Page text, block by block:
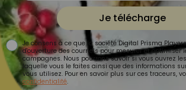
Je télécharge
Je consens à ce que la société Digital Prisma
d'ouverture des courriels pour mesurer et optimiser
campagnes. Nous pourrons savoir si vous ouvrez
laquelle vous le faites ainsi que des informations
vous utilisez. Pour en savoir plus sur ces traceurs,
confidentialité.